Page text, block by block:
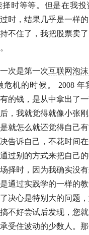
择时等等。但是在我
时，结果几乎是一样
不住了，我把股票卖
次是第一次互联网泡沫
危机的时候。 2008 年
的钱，是从中拿出了一
，我就觉得就像小张
就怎么就还觉得自己
告诉自己，不花时间
过别的方式来把自己
择时 ，因为我确实没
通过实践学的一样的教
决心是特别大的问题
搞不好尝试后发现，您
受住波动的少数人。